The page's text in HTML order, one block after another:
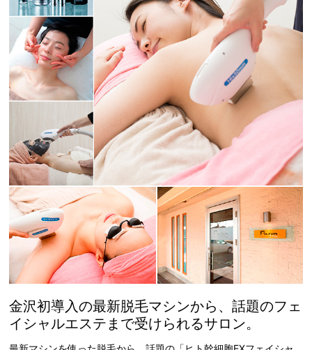
金沢初導入の最新脱毛マシンから、話題のフェ
イシャルエステまで受けられるサロン。